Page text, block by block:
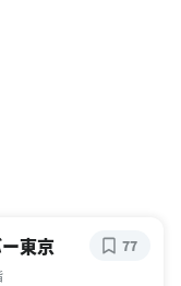
東京 77